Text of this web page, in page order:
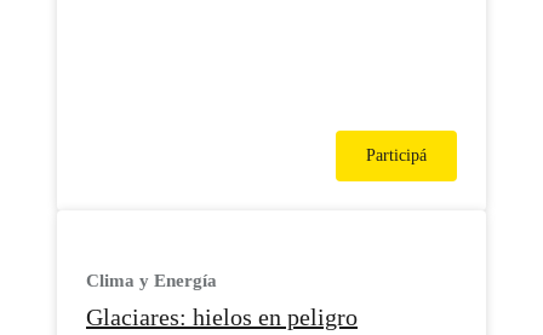
Participá
Clima y Energía
Glaciares: hielos en peligro